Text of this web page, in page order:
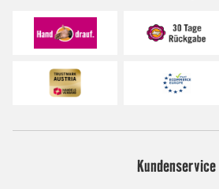
Kundenservice